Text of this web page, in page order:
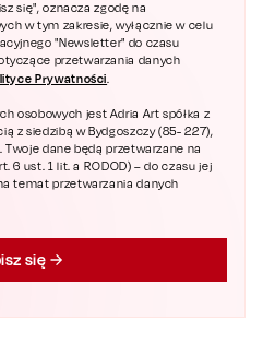
się", oznacza zgodę na
w tym zakresie, wyłącznie w celu
"Newsletter" do czasu
przetwarzania danych
Prywatności.
osobowych jest Adria Art spółka z
z siedzibą w Bydgoszczy (85- 227),
dane będą przetwarzane na
6 ust. 1 lit. a RODOD) – do czasu jej
temat przetwarzania danych
się